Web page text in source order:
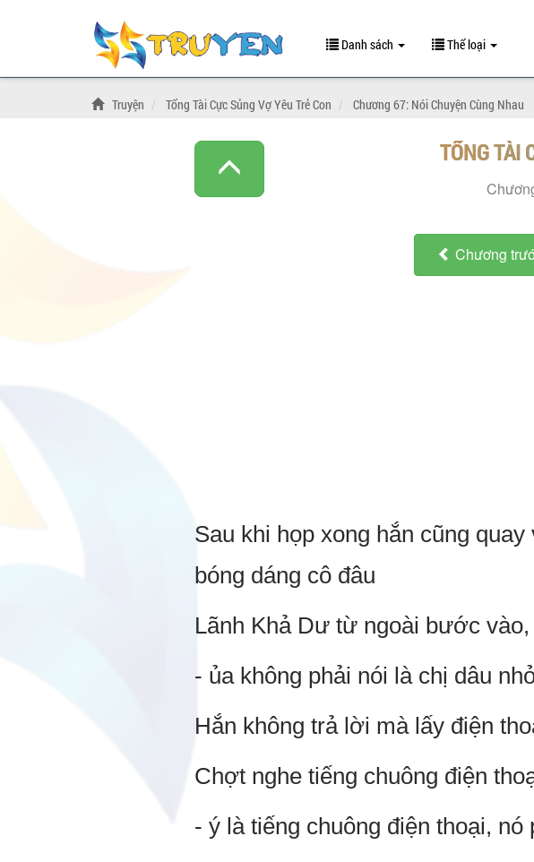
Danh sách Thể loại
Truyện Tổng Tài Cực Sủng Vợ Yêu Trẻ Con Chương 67: Nói Chuyện Cùng Nhau
TỔNG TÀI
Chương
Sau khi họp xong hắn cũng
bóng dáng cô đâu
Lãnh Khả Dư từ ngoài bước
- ủa không phải nói là chị dâu
Hắn không trả lời mà lấy điện
Chợt nghe tiếng chuông điện
- ý là tiếng chuông điện thoại,